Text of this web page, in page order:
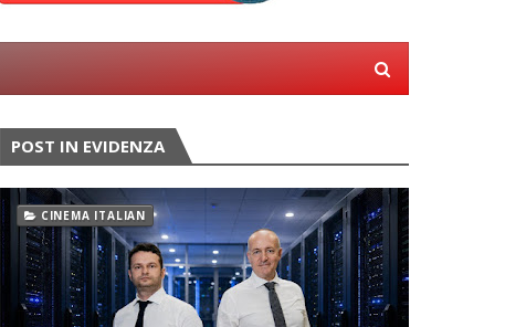
POST IN EVIDENZA
CINEMA ITALIAN